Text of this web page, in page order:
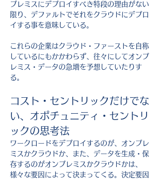
プレミスにデプロイすべき特段の理由がない
限り、デファルトでそれをクラウドにデプロ
イする事を意味している。
これらの企業はクラウド・ファーストを自称
しているにもかかわらず、往々にしてオンプ
レミス・データの急増を予想していたりす
る。
コスト・セントリックだけでな
い、オポチュニティ・セントリ
ックの思考法
ワークロードをデプロイするのが、オンプレ
ミスかクラウドか、また、データを生成・保
存するのがオンプレミスかクラウドかは、
様々な要因によって決まってくる。決定要因